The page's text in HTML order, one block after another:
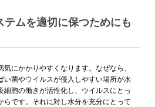
テムを適切に保つためにも
にかかりやすくなります。なぜなら、
い菌やウイルスが侵入しやすい場所が水
細胞の働きが活性化し、ウイルスにとっ
らです。それに対し水分を充分にとって